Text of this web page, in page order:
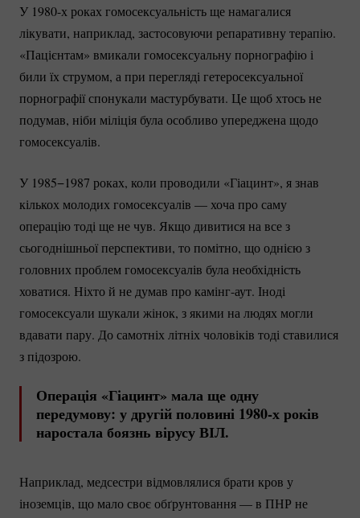
У 1980-х роках гомосексуальність ще намагалися
лікувати, наприклад, застосовуючи репаративну терапію.
«Пацієнтам» вмикали гомосексуальну порнографію і
били їх струмом, а при перегляді гетеросексуальної
порнографії спонукали мастурбувати. Це щоб хтось не
подумав, ніби міліція була особливо упереджена щодо
гомосексуалів.
У 1985−1987 роках, коли проводили «Гіацинт», я знав
кількох молодих гомосексуалів — хоча про саму
операцію тоді ще не чув. Якщо дивитися на все з
сьогоднішньої перспективи, то помітно, що однією з
головних проблем гомосексуалів була необхідність
ховатися. Ніхто й не думав прокамінг-аут. Іноді
гомосексуали шукали жінок, з якими на людях могли
вдавати пару. До самотніх літніх чоловіків тоді ставилися
з підозрою.
Операція «Гіацинт» мала ще одну
передумову: у другій половині 1980-х років
наростала боязнь вірусу ВІЛ.
Наприклад, медсестри відмовлялися брати кров у
іноземців, що мало своє обґрунтовання — в ПНР не